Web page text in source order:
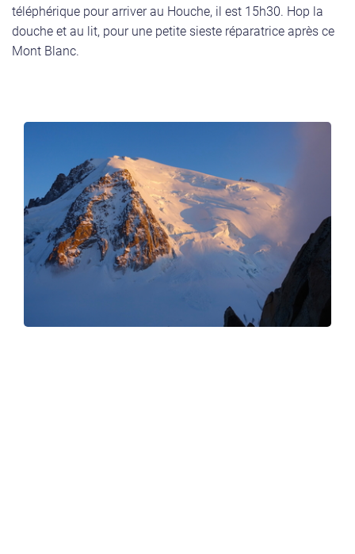
téléphérique pour arriver au Houche, il est 15h30. Hop la
douche et au lit, pour une petite sieste réparatrice après ce
Mont Blanc.